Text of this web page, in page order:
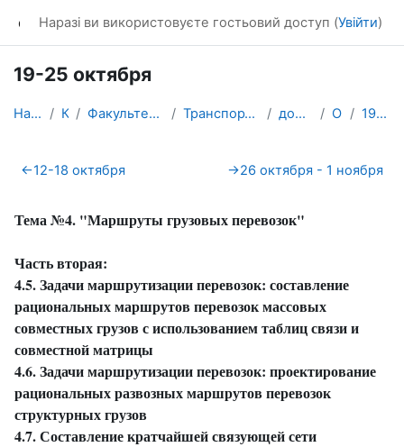
Наразі ви використовуєте гостьовий доступ (Увійти)
19-25 октября
На головну Курси Факультет транспортних систем Транспортних систем і логістики доц. Любий Є. В. ОТТПС 19-25 октября
Схема розділу
←12-18 октября →26 октября - 1 ноября
Тема №4. "Маршруты грузовых перевозок"
Часть вторая:
4.5.Задачимаршрутизацииперевозок: составление
рациональныхмаршрутов перевозокмассовых
совместныхгрузов сиспользованиемтаблицсвязии
совместнойматрицы
4.6.Задачимаршрутизацииперевозок: проектирование
рациональныхразвозныхмаршрутов перевозок
структурныхгрузов
4.7.Составлениекратчайшейсвязующейсети